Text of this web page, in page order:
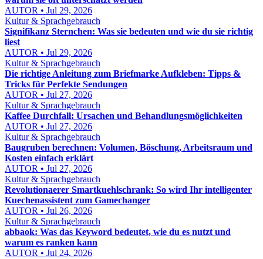
AUTOR • Jul 29, 2026
Kultur & Sprachgebrauch
Signifikanz Sternchen: Was sie bedeuten und wie du sie richtig
liest
AUTOR • Jul 29, 2026
Kultur & Sprachgebrauch
Die richtige Anleitung zum Briefmarke Aufkleben: Tipps &
Tricks für Perfekte Sendungen
AUTOR • Jul 27, 2026
Kultur & Sprachgebrauch
Kaffee Durchfall: Ursachen und Behandlungsmöglichkeiten
AUTOR • Jul 27, 2026
Kultur & Sprachgebrauch
Baugruben berechnen: Volumen, Böschung, Arbeitsraum und
Kosten einfach erklärt
AUTOR • Jul 27, 2026
Kultur & Sprachgebrauch
Revolutionaerer Smartkuehlschrank: So wird Ihr intelligenter
Kuechenassistent zum Gamechanger
AUTOR • Jul 26, 2026
Kultur & Sprachgebrauch
abbaok: Was das Keyword bedeutet, wie du es nutzt und
warum es ranken kann
AUTOR • Jul 24, 2026